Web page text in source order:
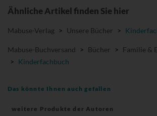
Ähnliche Artikel finden Sie hier
Mabuse-Verlag > Unsere Bücher >
Mabuse-Buchversand > Bücher > Familie &
> Kinderfachbuch
Das könnte Ihnen auch gefallen
weitere Produkte der Autoren